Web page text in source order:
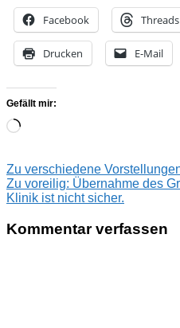
Facebook Threads
Drucken E-Mail
Gefällt mir:
Wird
Beitragsnavigation
Vorheriger
Beitrag:
Zu verschiedene
Nächster
Beitrag:
Zu voreilig: Übernahme des
Klinik ist nicht sicher.
Kommentar verfassen